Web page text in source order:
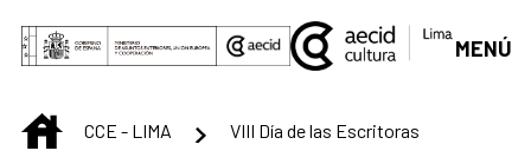
Saltar al contenido principal
MENÚ
INICIOCCE - LIMA VIII Día de las Escritoras